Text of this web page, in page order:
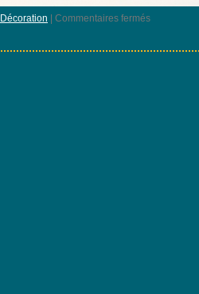
Décoration | Commentaires ferméssur